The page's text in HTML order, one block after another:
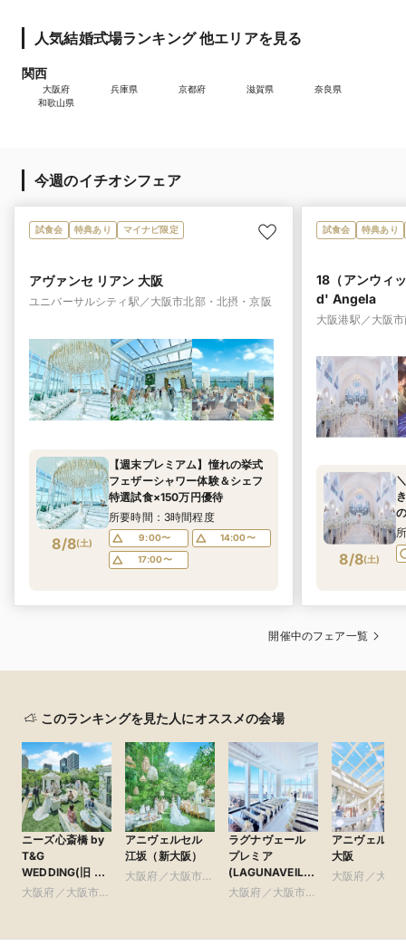
人気結婚式場ランキング 他エリアを見る
関西
大阪府 兵庫県 京都府 滋賀県
奈良県
和歌山県
今週のイチオシフェア
試食会 特典あり マイナビ限定
アヴァンセ リアン 大阪
ユニバーサルシティ駅／大阪市北部・北摂・京阪
8/8(土)
【週末プレミアム】憧れの挙式
フェザーシャワー体験＆シェフ
特選試食×150万円優待
所要時間：3時間程度
9:00〜
14:00〜
17:00〜
試食会 特典あり
18（アンウィ
d' Angela
大阪港駅／大阪
8/8(土)
開催中のフェア一覧
このランキングを見た人にオススメの会場
ニーズ心斎橋 by
T&G
WEDDING(旧 ア
ルモニーアンブ
大阪府／大阪市南
アニヴェルセル
江坂（新大阪）
大阪府／大阪市北
ラグナヴェール
プレミア
(LAGUNAVEIL
PREMIER）
大阪府／大阪市北
アニヴェルセ
大阪
大阪府／大阪